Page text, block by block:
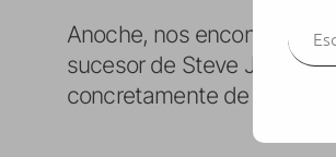
Anoche, nos encontramos
sucesor de Steve Jobs,ha
concretamente de los